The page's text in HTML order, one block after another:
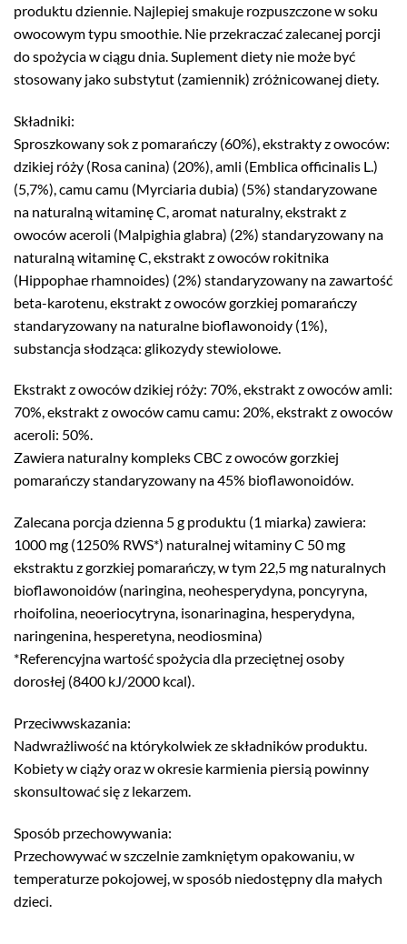
produktu dziennie. Najlepiej smakuje rozpuszczone w soku
owocowym typu smoothie. Nie przekraczać zalecanej porcji
do spożycia w ciągu dnia. Suplement diety nie może być
stosowany jako substytut (zamiennik) zróżnicowanej diety.
Składniki:
Sproszkowany sok z pomarańczy (60%), ekstrakty z owoców:
dzikiej róży (Rosa canina) (20%), amli (Emblica officinalis L.)
(5,7%), camu camu (Myrciaria dubia) (5%) standaryzowane
na naturalną witaminę C, aromat naturalny, ekstrakt z
owoców aceroli (Malpighia glabra) (2%) standaryzowany na
naturalną witaminę C, ekstrakt z owoców rokitnika
(Hippophae rhamnoides) (2%) standaryzowany na zawartość
beta-karotenu, ekstrakt z owoców gorzkiej pomarańczy
standaryzowany na naturalne bioflawonoidy (1%),
substancja słodząca: glikozydy stewiolowe.
Ekstrakt z owoców dzikiej róży: 70%, ekstrakt z owoców amli:
70%, ekstrakt z owoców camu camu: 20%, ekstrakt z owoców
aceroli: 50%.
Zawiera naturalny kompleks CBC z owoców gorzkiej
pomarańczy standaryzowany na 45% bioflawonoidów.
Zalecana porcja dzienna 5 g produktu (1 miarka) zawiera:
1000 mg (1250% RWS*) naturalnej witaminy C 50 mg
ekstraktu z gorzkiej pomarańczy, w tym 22,5 mg naturalnych
bioflawonoidów (naringina, neohesperydyna, poncyryna,
rhoifolina, neoeriocytryna, isonarinagina, hesperydyna,
naringenina, hesperetyna, neodiosmina)
*Referencyjna wartość spożycia dla przeciętnej osoby
dorosłej (8400 kJ/2000 kcal).
Przeciwwskazania:
Nadwrażliwość na którykolwiek ze składników produktu.
Kobiety w ciąży oraz w okresie karmienia piersią powinny
skonsultować się z lekarzem.
Sposób przechowywania:
Przechowywać w szczelnie zamkniętym opakowaniu, w
temperaturze pokojowej, w sposób niedostępny dla małych
dzieci.